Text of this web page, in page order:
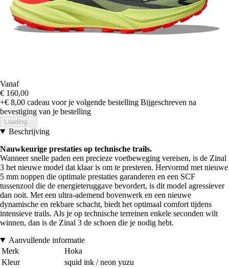
Vanaf
€ 160,00
+€ 8,00 cadeau voor je volgende bestelling Bijgeschreven na
bevestiging van je bestelling
Loading...
Beschrijving
Nauwkeurige prestaties op technische trails.
Wanneer snelle paden een precieze voetbeweging vereisen, is de Zinal
3 het nieuwe model dat klaar is om te presteren. Hervormd met nieuwe
5 mm noppen die optimale prestaties garanderen en een SCF
tussenzool die de energieteruggave bevordert, is dit model agressiever
dan ooit. Met een ultra-ademend bovenwerk en een nieuwe
dynamische en rekbare schacht, biedt het optimaal comfort tijdens
intensieve trails. Als je op technische terreinen enkele seconden wilt
winnen, dan is de Zinal 3 de schoen die je nodig hebt.
Aanvullende informatie
Merk
Hoka
Kleur
squid ink / neon yuzu